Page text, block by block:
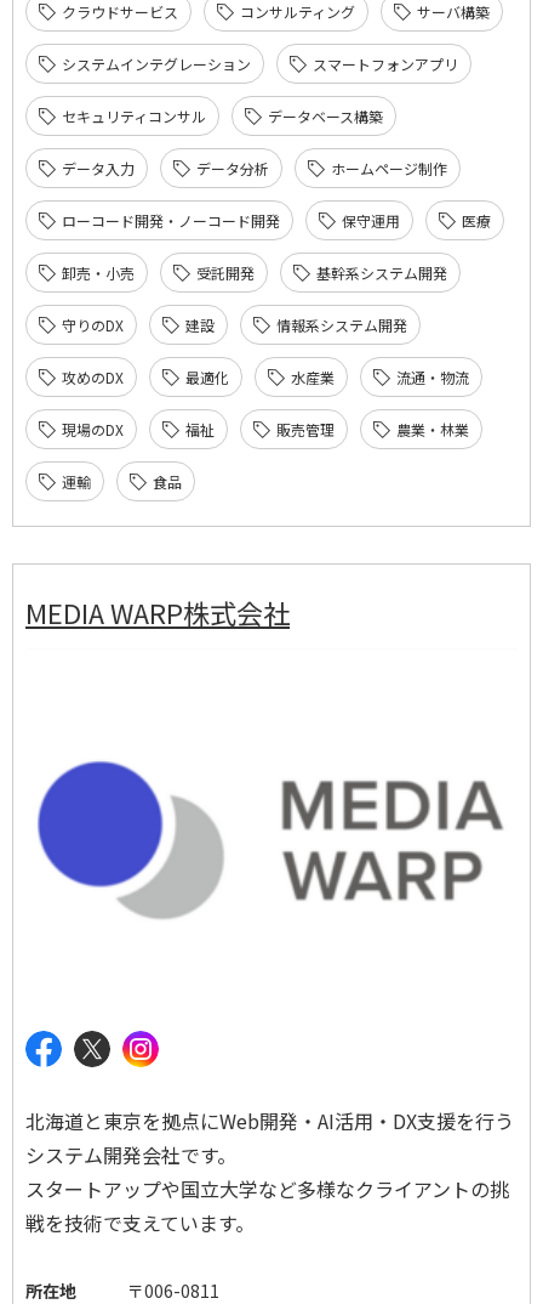
クラウドサービス コンサルティング サーバ構築
システムインテグレーション スマートフォンアプリ
セキュリティコンサル データベース構築
データ入力 データ分析 ホームページ制作
ローコード開発・ノーコード開発 保守運用 医療
卸売・小売 受託開発 基幹系システム開発
守りのDX 建設 情報系システム開発
攻めのDX 最適化 水産業 流通・物流
現場のDX 福祉 販売管理 農業・林業
運輸 食品
MEDIA WARP株式会社
北海道と東京を拠点にWeb開発・AI活用・DX支援を行う
システム開発会社です。
スタートアップや国立大学など多様なクライアントの挑
戦を技術で支えています。
所在地
〒006-0811